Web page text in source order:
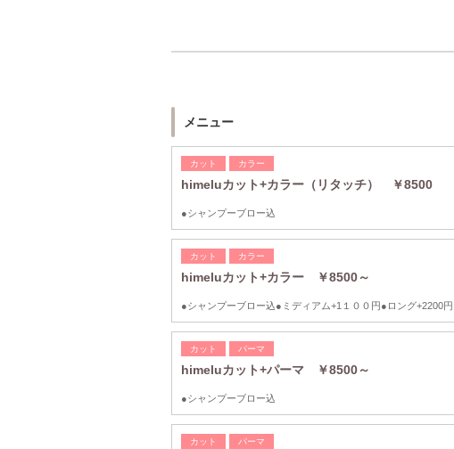
メニュー
カット カラー
himeluカット+カラー（リタッチ） ￥8500
●シャンプーブロー込
カット カラー
himeluカット+カラー ￥8500～
●シャンプーブロー込●ミディアム+1１００円●ロング+2200円
カット パーマ
himeluカット+パーマ ￥8500～
●シャンプーブロー込
カット パーマ